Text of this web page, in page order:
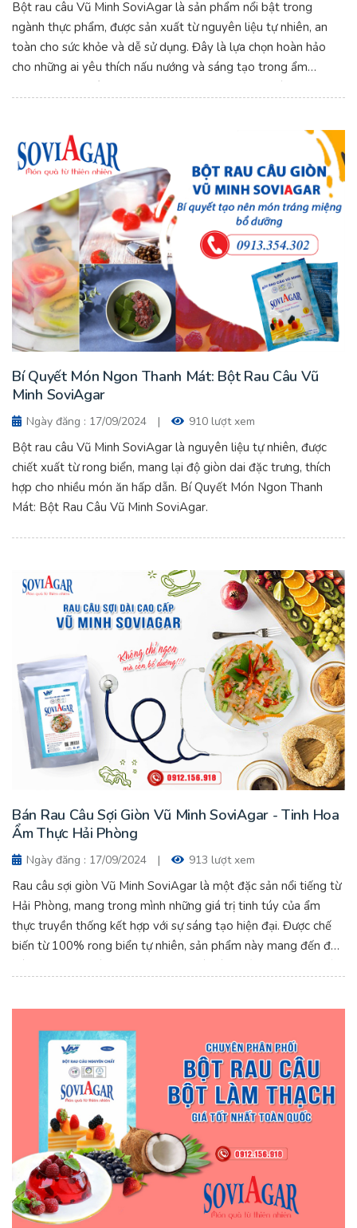
Bột rau câu Vũ Minh SoviAgar là sản phẩm nổi bật trong
ngành thực phẩm, được sản xuất từ nguyên liệu tự nhiên, an
toàn cho sức khỏe và dễ sử dụng. Đây là lựa chọn hoàn hảo
cho những ai yêu thích nấu nướng và sáng tạo trong ẩm
thực. Bột Rau Câu Vũ Minh SoviAgar - Khơi Dậy Sáng Tạo
Bí Quyết Món Ngon Thanh Mát: Bột Rau Câu Vũ
Minh SoviAgar
Ngày đăng : 17/09/2024 | 910 lượt xem
Bột rau câu Vũ Minh SoviAgar là nguyên liệu tự nhiên, được
chiết xuất từ rong biển, mang lại độ giòn dai đặc trưng, thích
hợp cho nhiều món ăn hấp dẫn. Bí Quyết Món Ngon Thanh
Mát: Bột Rau Câu Vũ Minh SoviAgar.
Bán Rau Câu Sợi Giòn Vũ Minh SoviAgar - Tinh Hoa
Ẩm Thực Hải Phòng
Ngày đăng : 17/09/2024 | 913 lượt xem
Rau câu sợi giòn Vũ Minh SoviAgar là một đặc sản nổi tiếng từ
Hải Phòng, mang trong mình những giá trị tinh túy của ẩm
thực truyền thống kết hợp với sự sáng tạo hiện đại. Được chế
biến từ 100% rong biển tự nhiên, sản phẩm này mang đến độ
Giòn Vũ Minh SoviAgar - Tinh Hoa Ẩm Thực Hải Phòng.